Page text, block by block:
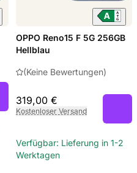
OPPO Reno15 F 5G 256GB
Hellblau
(Keine Bewertungen)
319,00 €
Kostenloser Versand
Verfügbar: Lieferung in 1-2
Werktagen